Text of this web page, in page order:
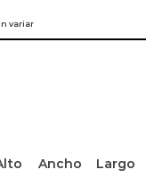
variar
Ancho
Largo